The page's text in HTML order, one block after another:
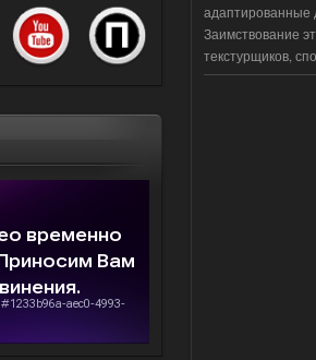
адаптированные
Заимствование
текстурщиков,